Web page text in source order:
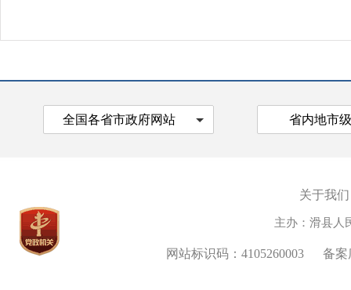
全国各省市政府网站 省内地市
关于我们
主办：滑县人
网站标识码：4105260003 备案